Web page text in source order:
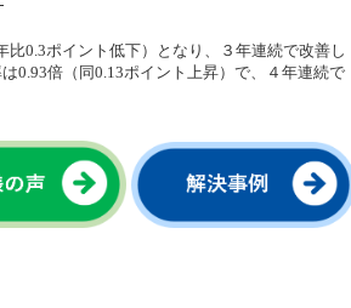
0.3ポイント低下）となり、３年連続で改善し
0.93倍（同0.13ポイント上昇）で、４年連続で